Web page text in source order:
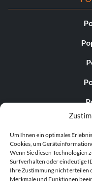
Um Ihnen ein optimales
Cookies, um
Wenn Sie diesen Technologien
Surfverhalten oder eindeutige
Ihre Zustimmung nicht erteilen
Merkmale und Funktionen